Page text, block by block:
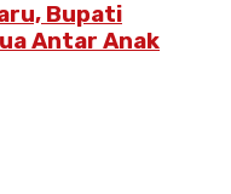
Bupati
Antar Anak